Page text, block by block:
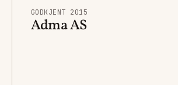
GODKJENT 2015
Adma AS